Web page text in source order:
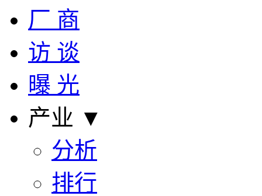
厂 商
访 谈
曝 光
产业 ▼
分析
排行